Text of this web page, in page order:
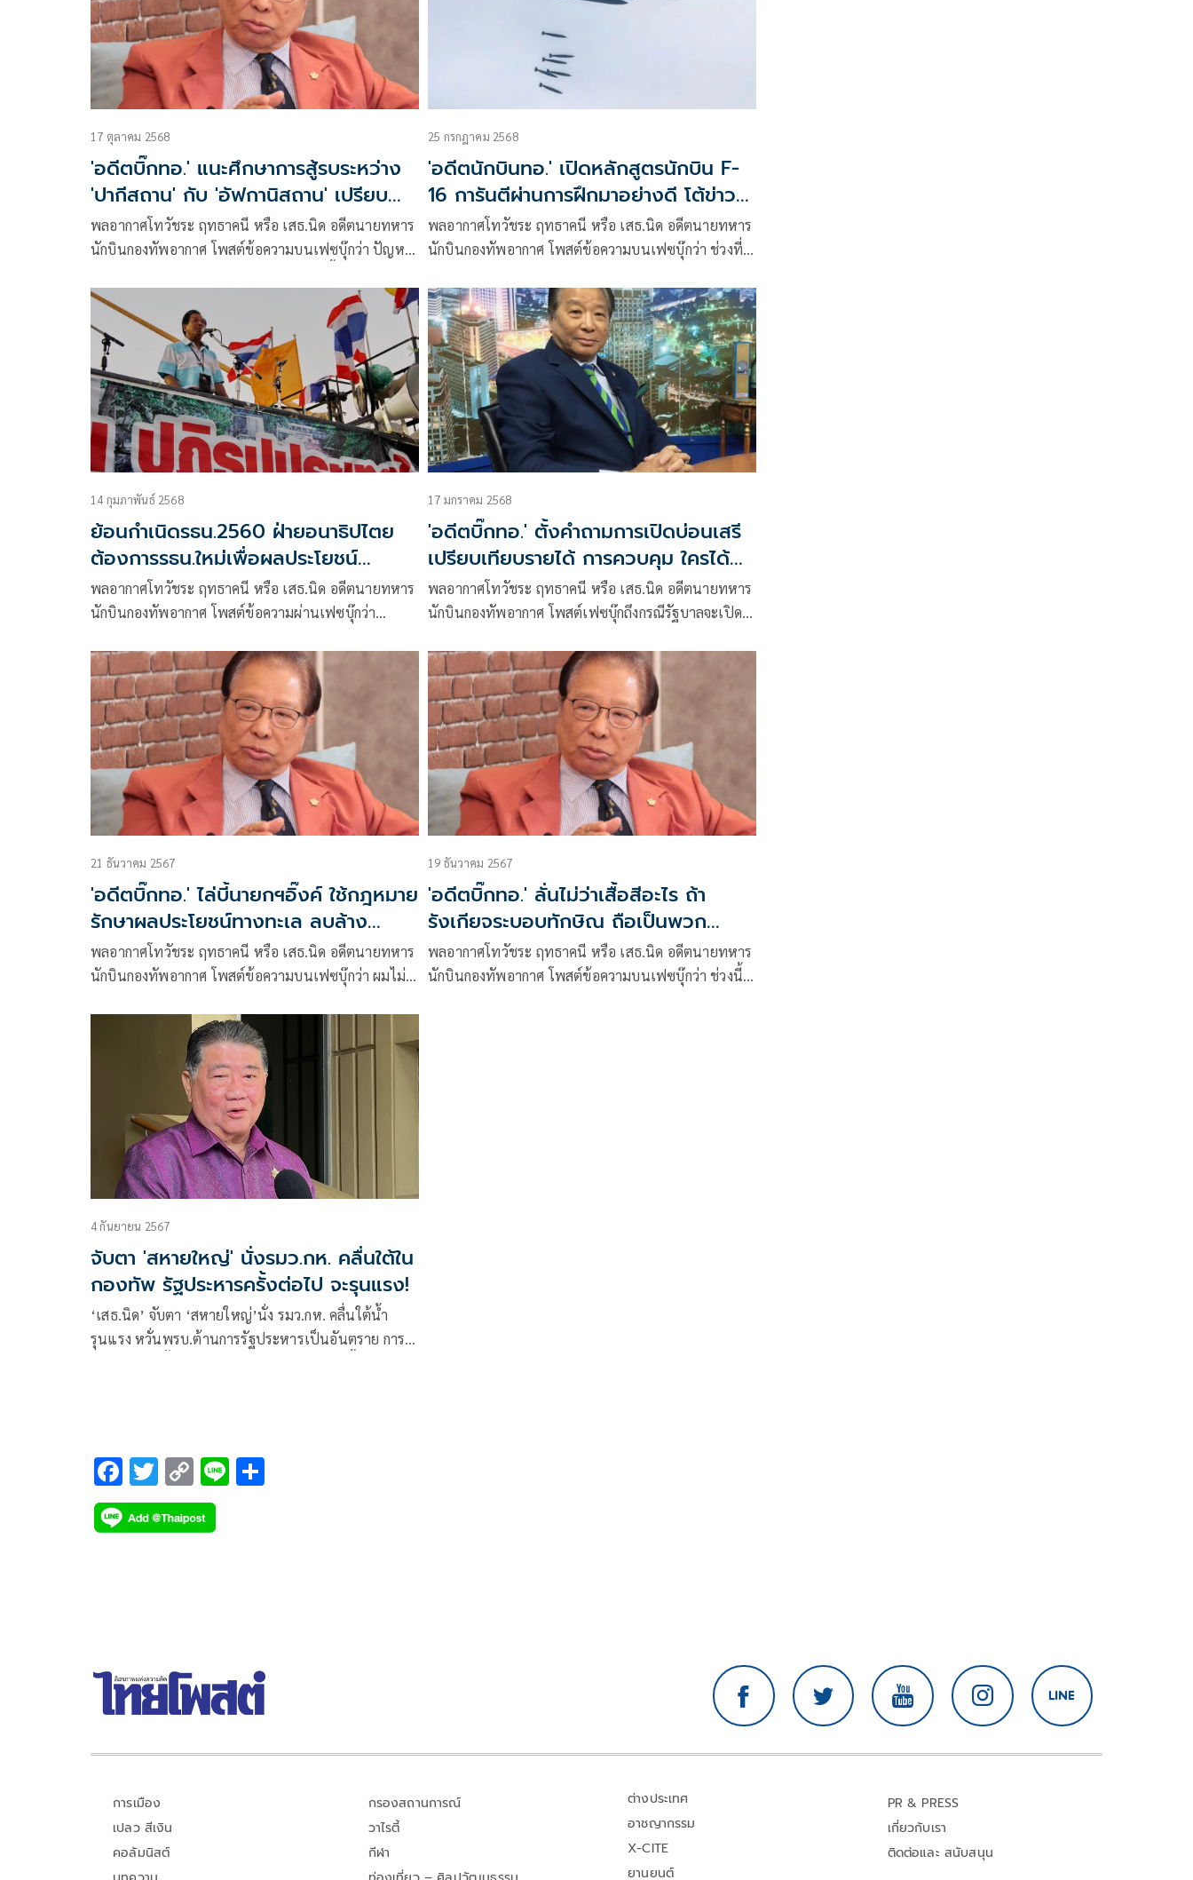
17 ตุลาคม 2568
'อดีตบิ๊กทอ.' แนะศึกษาการสู้รบระหว่าง
'ปากีสถาน' กับ 'อัฟกานิสถาน' เปรียบ
เทียบไทย-กัมพูชา
พลอากาศโทวัชระ ฤทธาคนี หรือ เสธ.นิด อดีตนายทหาร
นักบินกองทัพอากาศ โพสต์ข้อความบนเฟซบุ๊กว่า ปัญหา
ประเทศ
25 กรกฎาคม 2568
'อดีตนักบินทอ.' เปิดหลักสูตรนักบิน F-
16 การันตีผ่านการฝึกมาอย่างดี โต้ข่าว
ปลอมกัมพูชา
พลอากาศโทวัชระ ฤทธาคนี หรือ เสธ.นิด อดีตนายทหาร
นักบินกองทัพอากาศ โพสต์ข้อความบนเฟซบุ๊กว่า ช่วงที่
ผมไม่เชื่อแต่รอจน ทอ.ออกข่าวว่า ทุกเครื่องทุกลำกลับ
ฐาน RTB-Return to Base เรียบร้อย
14 กุมภาพันธ์ 2568
ย้อนกำเนิดรธน.2560 ฝ่ายอนาธิปไตย
ต้องการรธน.ใหม่เพื่อผลประโยชน์
ทางการเมือง
พลอากาศโทวัชระ ฤทธาคนี หรือ เสธ.นิด อดีตนายทหาร
นักบินกองทัพอากาศ โพสต์ข้อความผ่านเฟซบุ๊กว่า
ระบอบทักษิณยุคนางยิ่งลักษณ์
17 มกราคม 2568
'อดีตบิ๊กทอ.' ตั้งคำถามการเปิดบ่อนเสรี
เปรียบเทียบรายได้ การควบคุม ใครได้
ประโยชน์
พลอากาศโทวัชระ ฤทธาคนี หรือ เสธ.นิด อดีตนายทหาร
นักบินกองทัพอากาศ โพสต์เฟซบุ๊กถึงกรณีรัฐบาลจะเปิด
21 ธันวาคม 2567
'อดีตบิ๊กทอ.' ไล่บี้นายกฯอิ๊งค์ ใช้กฎหมาย
รักษาผลประโยชน์ทางทะเล ลบล้าง
MOU 44
พลอากาศโทวัชระ ฤทธาคนี หรือ เสธ.นิด อดีตนายทหาร
นักบินกองทัพอากาศ โพสต์ข้อความบนเฟซบุ๊กว่า ผมไม่
พรบ.การรักษาผลประโยชน์ของชาติทางทะเล ปี ๒๕๖๒
19 ธันวาคม 2567
'อดีตบิ๊กทอ.' ลั่นไม่ว่าเสื้อสีอะไร ถ้า
รังเกียจระบอบทักษิณ ถือเป็นพวก
เดียวกัน
พลอากาศโทวัชระ ฤทธาคนี หรือ เสธ.นิด อดีตนายทหาร
นักบินกองทัพอากาศ โพสต์ข้อความบนเฟซบุ๊กว่า ช่วงนี้
4 กันยายน 2567
จับตา 'สหายใหญ่' นั่งรมว.กห. คลื่นใต้ใน
กองทัพ รัฐประหารครั้งต่อไป จะรุนแรง!
‘เสธ.นิด’ จับตา ‘สหายใหญ่’นั่ง รมว.กห. คลื่นใต้น้ำ
รุนแรง หวั่นพรบ.ต้านการรัฐประหารเป็นอันตราย การ
F
ac
e
T
wi
tt
C
o
p
Li
การเมือง
เปลว สีเงิน
คอลัมนิสต์
กรองสถานการณ์
วาไรตี้
กีฬา
ต่างประเทศ
อาชญากรรม
X-CITE
ยานยนต์
PR & PRESS
เกี่ยวกับเรา
ติดต่อและ สนับสนุน